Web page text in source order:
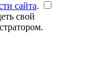
сайта.
свой